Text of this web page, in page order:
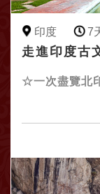
印度 7
走進印度古
☆一次盡覽北